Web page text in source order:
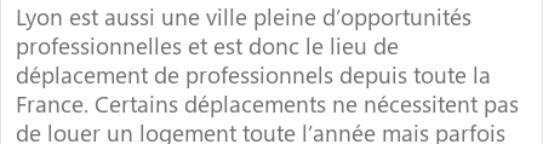
Lyon est aussi une ville pleine d’opportunités
professionnelles et est donc le lieu de
déplacement de professionnels depuis toute la
France. Certains déplacements ne nécessitent pas
de louer un logement toute l’année mais parfois